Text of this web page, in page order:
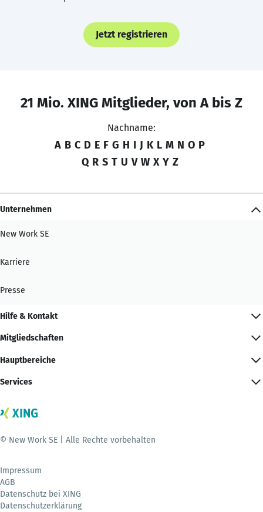
Jetzt registrieren
21 Mio. XING Mitglieder, von A bis Z
Nachname:
A B C D E F G H I J K L M N O P
Q R S T U V W X Y Z
Unternehmen
New Work SE
Karriere
Presse
Hilfe & Kontakt
Mitgliedschaften
Hauptbereiche
Services
© New Work SE | Alle Rechte vorbehalten
Impressum
AGB
Datenschutz bei XING
Datenschutzerklärung